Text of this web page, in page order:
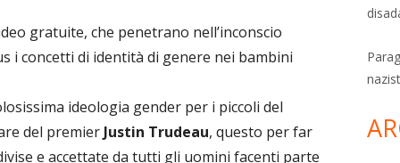
gratuite, che penetrano nell’inconscio
i concetti di identità di genere nei bambini
ideologia gender per i piccoli del
del premier Justin Trudeau, questo per far
e accettate da tutti gli uomini facenti parte